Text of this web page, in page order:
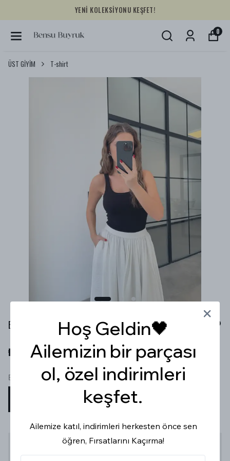
YENİ KOLEKSİYONU KEŞFET!
0
ÜST GİYİM T-shirt
BASİC PAMUKLU KAŞKORSE SİYAH ATLET
₺ 499.99
Beden
L
Stoğa Gelince Haber Ver
Hoş Geldin🖤
Ailemizin bir parçası
ol, özel indirimleri
keşfet.
Ailemize katıl, indirimleri herkesten önce sen
öğren, Fırsatlarını Kaçırma!